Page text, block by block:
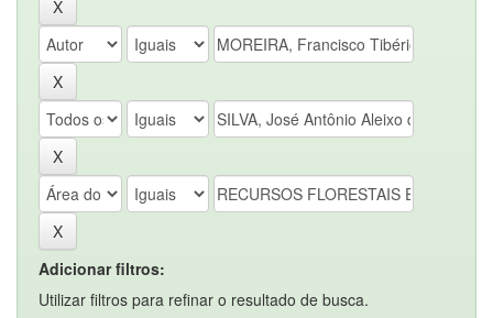
Adicionar filtros:
Utilizar filtros para refinar o resultado de busca.